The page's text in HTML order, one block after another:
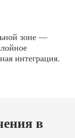
зоне —
интеграция.
в